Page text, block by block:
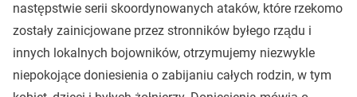
następstwie serii skoordynowanych ataków, które rzekomo
zostały zainicjowane przez stronników byłego rządu i
innych lokalnych bojowników, otrzymujemy niezwykle
niepokojące doniesienia o zabijaniu całych rodzin, w tym